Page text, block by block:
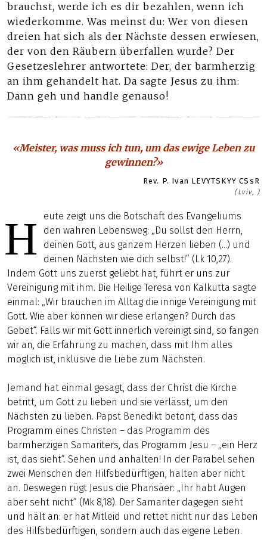
brauchst, werde ich es dir bezahlen, wenn ich
wiederkomme. Was meinst du: Wer von diesen
dreien hat sich als der Nächste dessen erwiesen,
der von den Räubern überfallen wurde? Der
Gesetzeslehrer antwortete: Der, der barmherzig
an ihm gehandelt hat. Da sagte Jesus zu ihm:
Dann geh und handle genauso!
«Meister, was muss ich tun, um das ewige Leben zu
gewinnen?»
Rev. P. Ivan LEVYTSKYY CSsR
(Lviv, )
H
eute zeigt uns die Botschaft des Evangeliums
den wahren Lebensweg: „Du sollst den Herrn,
deinen Gott, aus ganzem Herzen lieben (...) und
deinen Nächsten wie dich selbst!“ (Lk 10,27).
Indem Gott uns zuerst geliebt hat, führt er uns zur
Vereinigung mit ihm. Die Heilige Teresa von Kalkutta sagte
einmal: „Wir brauchen im Alltag die innige Vereinigung mit
Gott. Wie aber können wir diese erlangen? Durch das
Gebet“. Falls wir mit Gott innerlich vereinigt sind, so fangen
wir an, die Erfahrung zu machen, dass mit Ihm alles
möglich ist, inklusive die Liebe zum Nächsten.
Jemand hat einmal gesagt, dass der Christ die Kirche
betritt, um Gott zu lieben und sie verlässt, um den
Nächsten zu lieben. Papst Benedikt betont, dass das
Programm eines Christen – das Programm des
barmherzigen Samariters, das Programm Jesu – „ein Herz
ist, das sieht“. Sehen und anhalten! In der Parabel sehen
zwei Menschen den Hilfsbedürftigen, halten aber nicht
an. Deswegen rügt Jesus die Pharisäer: „Ihr habt Augen
aber seht nicht“ (Mk 8,18). Der Samariter dagegen sieht
und hält an: er hat Mitleid und rettet nicht nur das Leben
des Hilfsbedürftigen, sondern auch das eigene Leben.